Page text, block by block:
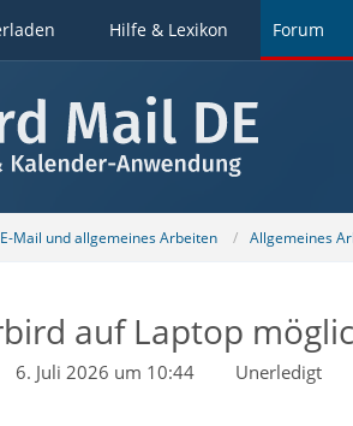
Hilfe & Lexikon Forum
Mail und allgemeines Arbeiten Allgemeines
auf Laptop
6. Juli 2026 um 10:44 Unerledigt